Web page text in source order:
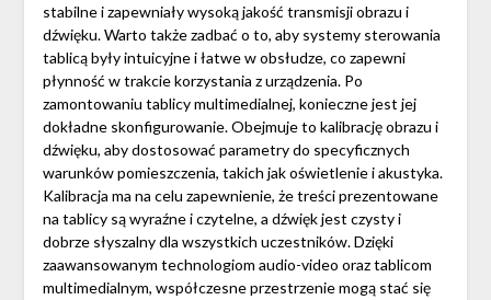
stabilne i zapewniały wysoką jakość transmisji obrazu i
dźwięku. Warto także zadbać o to, aby systemy sterowania
tablicą były intuicyjne i łatwe w obsłudze, co zapewni
płynność w trakcie korzystania z urządzenia. Po
zamontowaniu tablicy multimedialnej, konieczne jest jej
dokładne skonfigurowanie. Obejmuje to kalibrację obrazu i
dźwięku, aby dostosować parametry do specyficznych
warunków pomieszczenia, takich jak oświetlenie i akustyka.
Kalibracja ma na celu zapewnienie, że treści prezentowane
na tablicy są wyraźne i czytelne, a dźwięk jest czysty i
dobrze słyszalny dla wszystkich uczestników. Dzięki
zaawansowanym technologiom audio-video oraz tablicom
multimedialnym, współczesne przestrzenie mogą stać się